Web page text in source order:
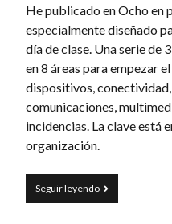
He publicado en Ocho en
especialmente diseñado
día de clase. Una serie de
en 8 áreas para empezar
dispositivos,
comunicaciones,
incidencias. La clave está
organización.
Seguir leyendoUn
checklist